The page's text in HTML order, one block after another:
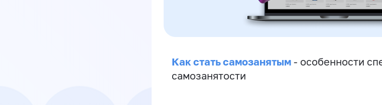
Как стать самозанятым - особенности
самозанятости